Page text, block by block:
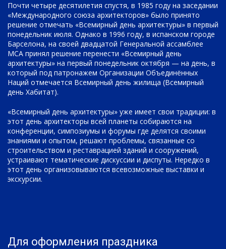
Почти четыре десятилетия спустя, в 1985 году на заседании
«Международного союза архитекторов» было принято
решение отмечать «Всемирный день архитектуры» в первый
понедельник июля. Однако в 1996 году, в испанском городе
Барселона, на своей двадцатой Генеральной ассамблее
МСА принял решение перенести «Всемирный день
архитектуры» на первый понедельник октября — на день, в
который под патронажем Организации Объединённых
Наций отмечается Всемирный день жилища (Всемирный
день Хабитат).
«Всемирный день архитектуры» уже имеет свои традиции: в
этот день архитекторы всей планеты собираются на
конференции, симпозиумы и форумы где делятся своими
знаниями и опытом, решают проблемы, связанные со
строительством и реставрацией зданий и сооружений,
устраивают тематические дискуссии и диспуты. Нередко в
этот день организовываются всевозможные выставки и
экскурсии.
Для оформления праздника